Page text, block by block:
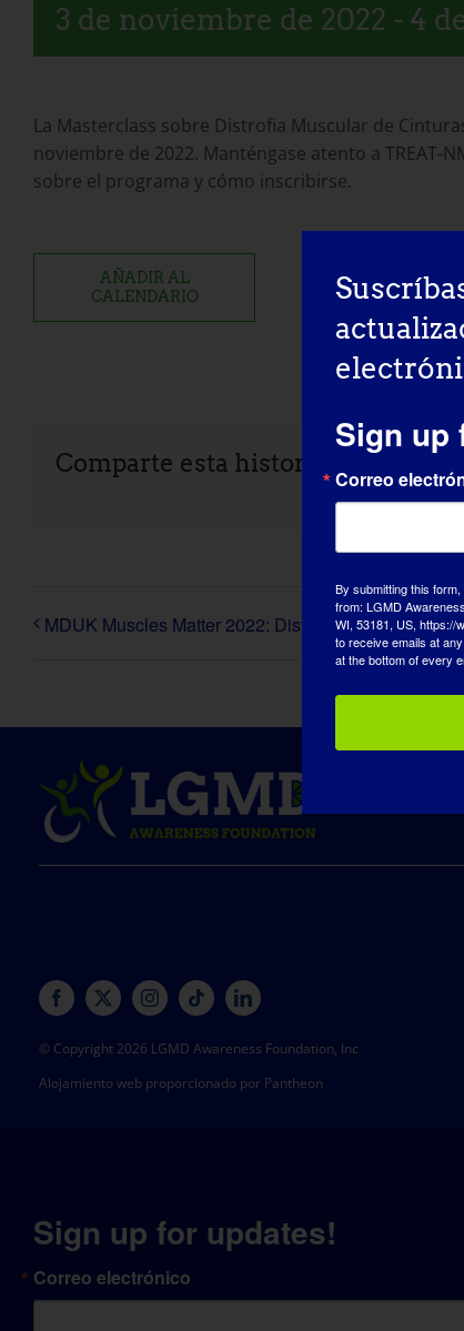
3 de noviembre de 2022 - 4
La Masterclass sobre Distrofia Muscular de
noviembre de 2022. Manténgase atento a TREAT-
sobre el programa y cómo inscribirse.
AÑADIR AL
CALENDARIO
Comparte esta historia, ¡elige tu
MDUK Muscles Matter 2022: Distrofia muscular de
© Copyright 2026 LGMD Awareness Foundation, Inc
Alojamiento web proporcionado por Pantheon
Sign up for updates!
Correo electrónico
Sign up
Correo
By submitting this
from: LGMD
WI, 53181, US, https://
to receive emails at
at the bottom of every